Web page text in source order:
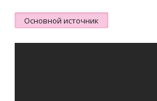
Основной источник